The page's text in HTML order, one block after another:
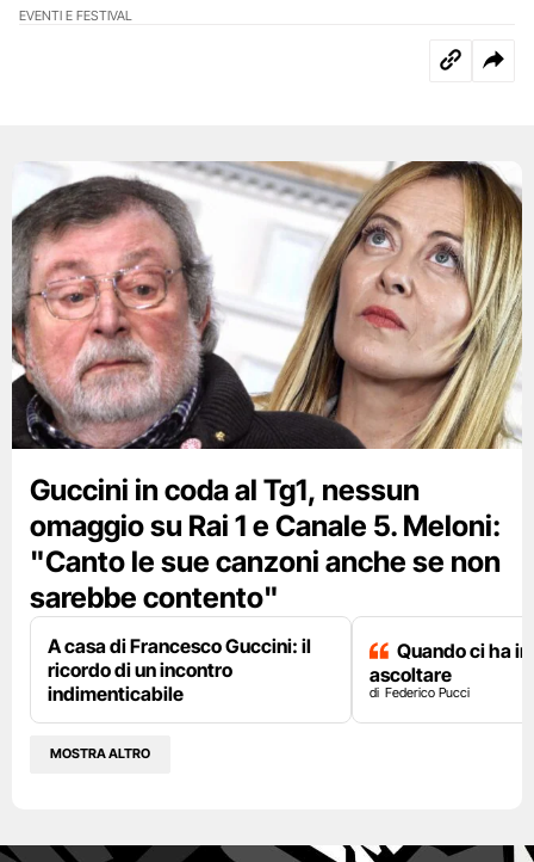
EVENTI E FESTIVAL
Guccini in coda al Tg1, nessun
omaggio su Rai 1 e Canale 5. Meloni:
"Canto le sue canzoni anche se non
sarebbe contento"
A casa di Francesco Guccini: il
ricordo di un incontro
indimenticabile
Quando ci ha
ascoltare
Federico Pucci
MOSTRA ALTRO